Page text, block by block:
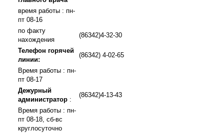
время работы : пн-
пт 08-16
по факту
нахождения
(86342)4-32-30
Телефон горячей
линии:
(86342) 4-02-65
Время работы : пн-
пт 08-17
Дежурный
администратор :
(86342)4-13-43
Время работы : пн-
пт 08-18, сб-вс
круглосуточно